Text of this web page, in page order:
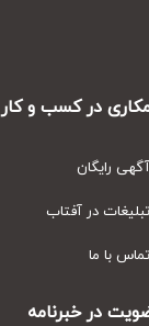
در کسب و کار
رایگان
در آفتاب
با ما
در خبرنامه